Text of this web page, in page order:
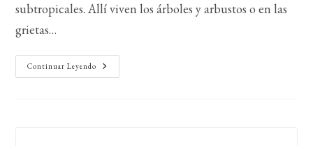
subtropicales. Allí viven los árboles y arbustos o en las
grietas…
Continuar Leyendo Como
Cuidar